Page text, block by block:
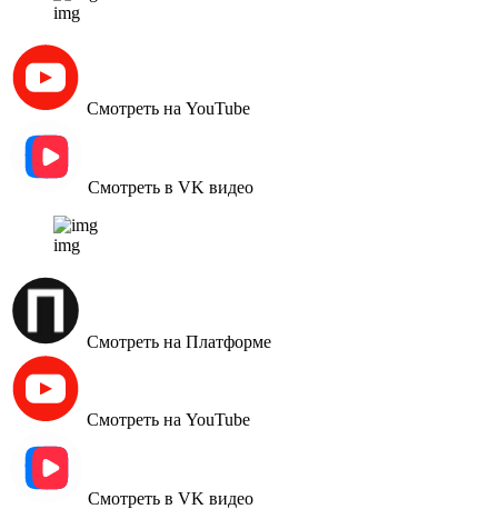
img
Смотреть на YouTube
Смотреть в VK видео
img
Смотреть на Платформе
Смотреть на YouTube
Смотреть в VK видео